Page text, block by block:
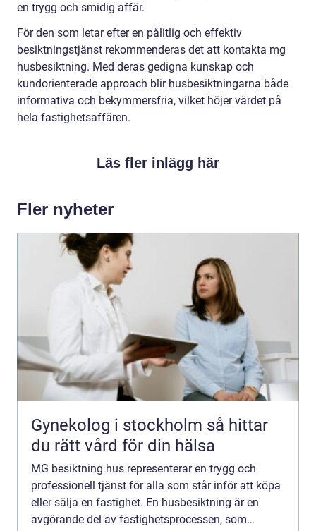
en trygg och smidig affär.
För den som letar efter en pålitlig och effektiv
besiktningstjänst rekommenderas det att kontakta mg
husbesiktning. Med deras gedigna kunskap och
kundorienterade approach blir husbesiktningarna både
informativa och bekymmersfria, vilket höjer värdet på
hela fastighetsaffären.
Läs fler inlägg här
Fler nyheter
Gynekolog i stockholm så hittar
du rätt vård för din hälsa
MG besiktning hus representerar en trygg och
professionell tjänst för alla som står inför att köpa
eller sälja en fastighet. En husbesiktning är en
avgörande del av fastighetsprocessen, som